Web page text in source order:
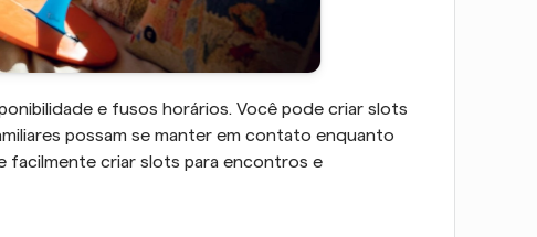
e fusos horários. Você pode criar slots
possam se manter em contato enquanto
facilmente criar slots para encontros e